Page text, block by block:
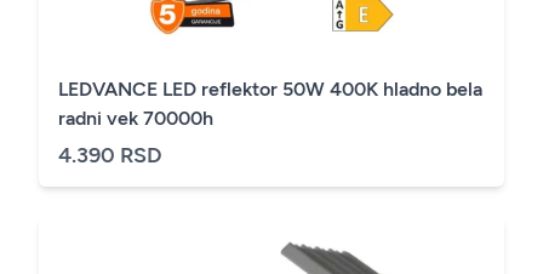
LEDVANCE LED reflektor 50W 400K hladno bela
radni vek 70000h
4.390 RSD